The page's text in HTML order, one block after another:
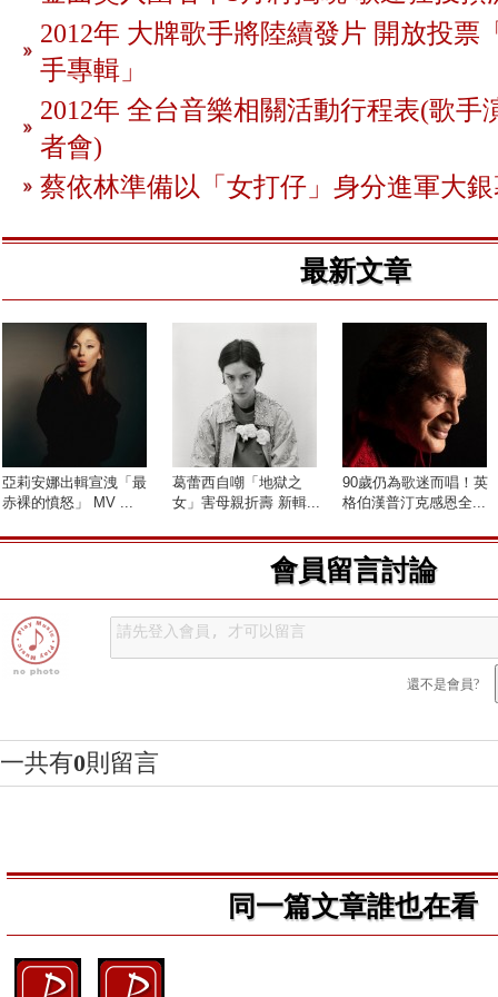
2012年 大牌歌手將陸續發片 開放投票
手專輯」
2012年 全台音樂相關活動行程表(歌手
者會)
蔡依林準備以「女打仔」身分進軍大
最新文章
亞莉安娜出輯宣洩「最
赤裸的憤怒」 MV ...
葛蕾西自嘲「地獄之
女」害母親折壽 新輯...
90歲仍為歌迷而唱！英
格伯漢普汀克感恩全...
會員留言討論
還不是會員?
一共有0則留言
同一篇文章誰也在看